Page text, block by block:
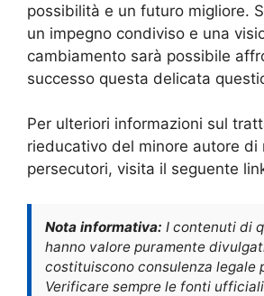
possibilità e un futuro migliore.
un impegno condiviso e una
cambiamento sarà possibile
successo questa delicata
Per ulteriori informazioni sul
rieducativo del minore autore di
persecutori, visita il seguente
Nota informativa: I contenuti di
hanno valore puramente
costituiscono consulenza legale
Verificare sempre le fonti